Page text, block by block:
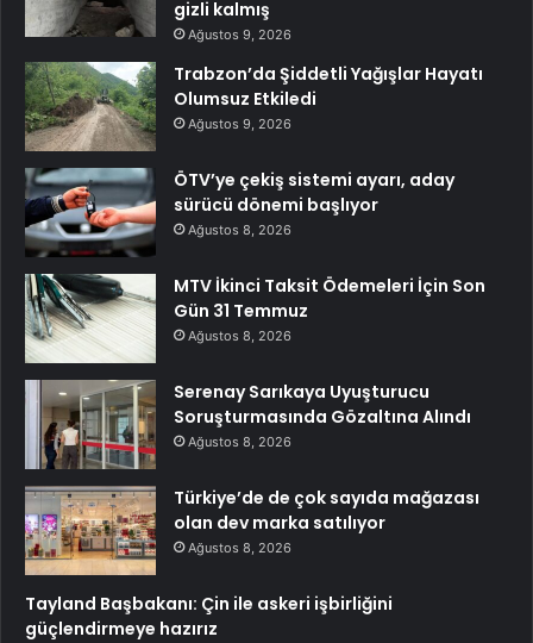
gizli kalmış
Ağustos 9, 2026
Trabzon’da Şiddetli Yağışlar Hayatı
Olumsuz Etkiledi
Ağustos 9, 2026
ÖTV’ye çekiş sistemi ayarı, aday
sürücü dönemi başlıyor
Ağustos 8, 2026
MTV İkinci Taksit Ödemeleri İçin Son
Gün 31 Temmuz
Ağustos 8, 2026
Serenay Sarıkaya Uyuşturucu
Soruşturmasında Gözaltına Alındı
Ağustos 8, 2026
Türkiye’de de çok sayıda mağazası
olan dev marka satılıyor
Ağustos 8, 2026
Tayland Başbakanı: Çin ile askeri işbirliğini
güçlendirmeye hazırız